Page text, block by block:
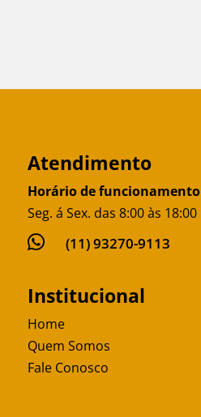
Atendimento
Horário de funcionamento
Seg. á Sex. das 8:00 às 18:00
 (11) 93270-9113
Institucional
Home
Quem Somos
Fale Conosco